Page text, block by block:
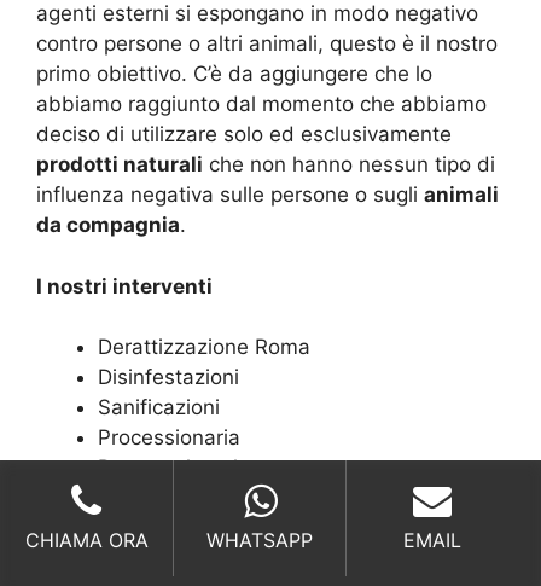
agenti esterni si espongano in modo negativo
contro persone o altri animali, questo è il nostro
primo obiettivo. C’è da aggiungere che lo
abbiamo raggiunto dal momento che abbiamo
deciso di utilizzare solo ed esclusivamente
prodotti naturali che non hanno nessun tipo di
influenza negativa sulle persone o sugli animali
da compagnia.
I nostri interventi
Derattizzazione Roma
Disinfestazioni
Sanificazioni
Processionaria
Punteruolo palma
Azioni contro
CHIAMA ORA WHATSAPP EMAIL